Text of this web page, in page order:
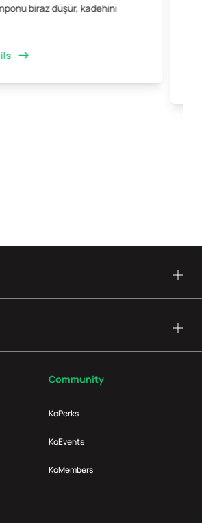
biraz düşür, kadehini
Community
KoPerks
KoEvents
KoMembers